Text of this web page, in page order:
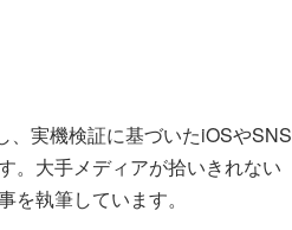
、実機検証に基づいたiOSやSNS
。大手メディアが拾いきれない
執筆しています。